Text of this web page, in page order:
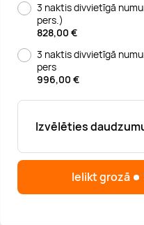
3 naktis divvietīgā
pers.)
828,00 €
3 naktis divvietīgā
pers
996,00 €
Izvēlēties
Ielikt grozā